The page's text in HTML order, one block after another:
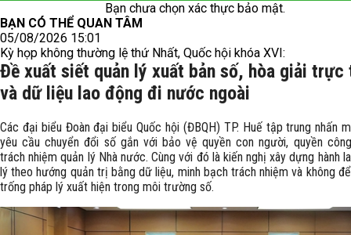
Bạn chưa chọn xác thực bảo mật.
BẠN CÓ THỂ QUAN TÂM
05/08/2026 15:01
Kỳ họp không thường lệ thứ Nhất, Quốc hội khóa XVI:
Đề xuất siết quản lý xuất bản số, hòa giải trực
và dữ liệu lao động đi nước ngoài
Các đại biểu Đoàn đại biểu Quốc hội (ĐBQH) TP. Huế tập trung nhấn
yêu cầu chuyển đổi số gắn với bảo vệ quyền con người, quyền
trách nhiệm quản lý Nhà nước. Cùng với đó là kiến nghị xây dựng hành
lý theo hướng quản trị bằng dữ liệu, minh bạch trách nhiệm và không
trống pháp lý xuất hiện trong môi trường số.